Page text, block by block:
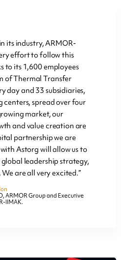
its industry, ARMOR-
effort to follow this
to its 1,600 employees
of Thermal Transfer
day and 33 subsidiaries,
spread over four
market, our
and value creation are
partnership we are
Astorg will allow us to
leadership strategy,
are all very excited.”
ARMOR Group and Executive
IIMAK.